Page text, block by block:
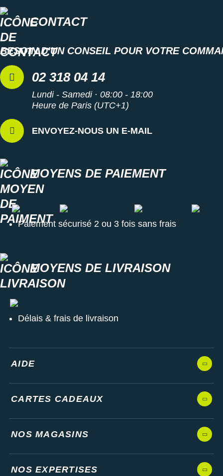
CONTACT
BESOIN D'UN CONSEIL POUR VOTRE
02 318 04 14
Lundi - Samedi · 08:00 - 18:00
Heure de Paris (UTC+1)
ENVOYEZ-NOUS UN E-MAIL
MOYENS DE PAIEMENT
Carte visa Carte master card Carte paypal Carte
Paiement sécurisé 2 ou 3 fois sans frais
MOYENS DE LIVRAISON
Colissimo, Chronopost, Chrono relais ou retrait en magasin
Délais & frais de livraison
AIDE
CARTES CADEAUX
NOS MAGASINS
NOS EXPERTISES